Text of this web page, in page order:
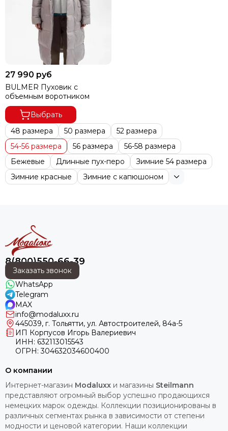
27 990 руб
BULMER Пуховик с
объемным воротником
Выбрать
48 размера
50 размера
52 размера
54-56 размера
56 размера
56-58 размера
Бежевые
Длинные пух-перо
Зимние 54 размера
Зимние красные
Зимние с капюшоном
8(800)550-66-39
Заказать звонок
WhatsApp
Telegram
MAX
info@modaluxx.ru
445039, г. Тольятти, ул. Автостроителей, 84а-5
ИП Корпусов Игорь Валериевич
ИНН: 632113015543
ОГРН: 304632034600400
О компании
Интернет-магазин Modaluxx и магазины Steilmann
представляют огромный выбор успешно продающихся
немецких марок одежды. Коллекции позиционированы в
различных сегментах рынка в зависимости от степени
модности и ценовой категории. Наши коллекции